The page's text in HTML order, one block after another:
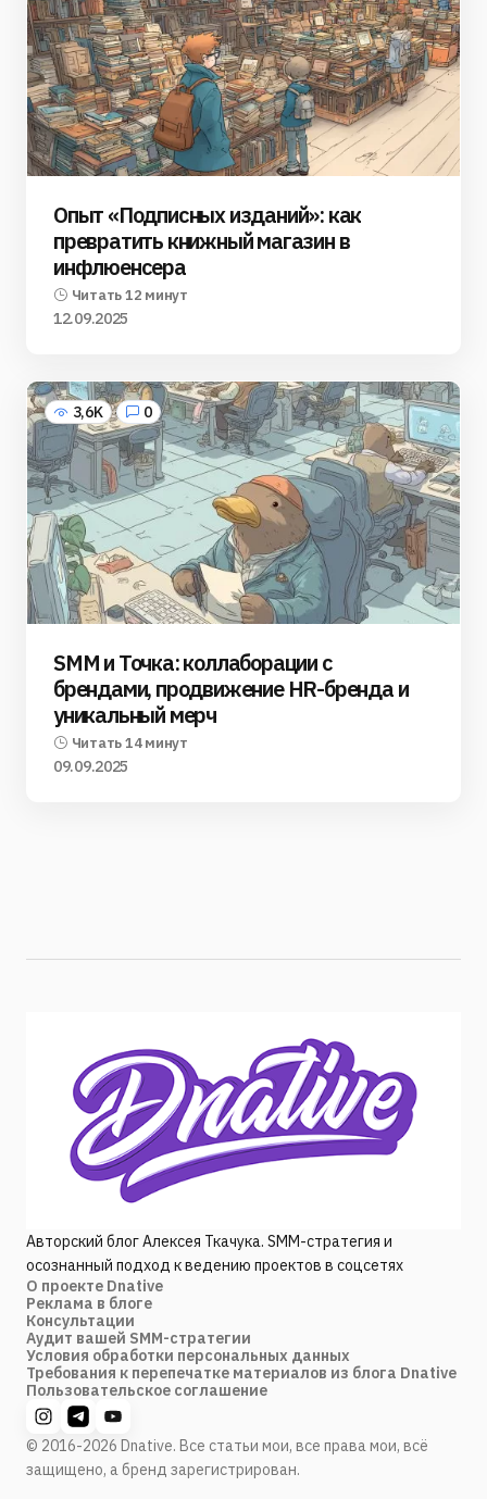
Опыт «Подписных изданий»: как
превратить книжный магазин в
инфлюенсера
Читать 12 минут
12.09.2025
3,6K 0
SMM и Точка: коллаборации с
брендами, продвижение HR-бренда и
уникальный мерч
Читать 14 минут
09.09.2025
Авторский блог Алексея Ткачука. SMM-стратегия и
осознанный подход к ведению проектов в соцсетях
О проекте Dnative
Реклама в блоге
Консультации
Аудит вашей SMM-стратегии
Условия обработки персональных данных
Требования к перепечатке материалов из блога Dnative
Пользовательское соглашение
© 2016-2026 Dnative. Все статьи мои, все права мои, всё
защищено, а бренд зарегистрирован.